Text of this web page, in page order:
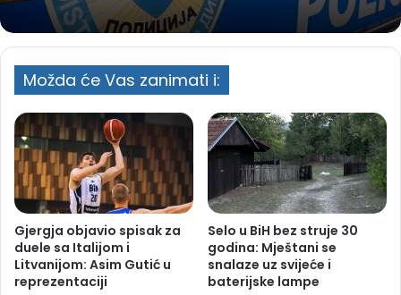
Možda će Vas zanimati i:
Gjergja objavio spisak za
duele sa Italijom i
Litvanijom: Asim Gutić u
reprezentaciji
Selo u BiH bez struje 30
godina: Mještani se
snalaze uz svijeće i
baterijske lampe